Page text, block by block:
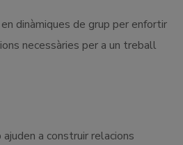
dinàmiques de grup per enfortir
necessàries per a un treball
a construir relacions